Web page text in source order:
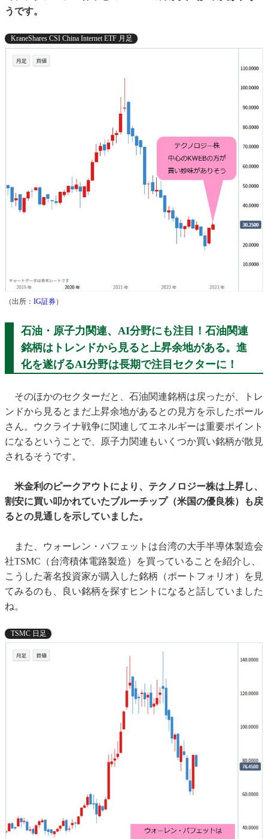
うです。
KraneShares CSI China Internet ETF 月足
（出所： IG証券）
石油・原子力関連、AI分野にも注目！石油関連
銘柄はトレンドから見ると上昇余地がある。進
化を遂げるAI分野は長期で注目セクターに！
そのほかのセクターだと、石油関連銘柄は戻ったが、トレ
ンドから見るとまだ上昇余地があるとの見方を示したポール
さん。ウクライナ戦争に関連してエネルギーは重要ポイント
になるということで、原子力関連もいくつか買い銘柄が散見
されるそうです。
米金利のピークアウトにより、テクノロジー株は上昇し、
割安に買い叩かれていたブルーチップ（米国の優良株）も戻
るとの見通しを示していました。
また、ウォーレン・バフェットは台湾の大手半導体製造会
社TSMC（台湾積体電路製造）を買っていることを紹介し、
こうした著名投資家が購入した銘柄（ポートフォリオ）を見
てみるのも、良い銘柄を探すヒントになると話していました
ね。
TSMC 日足